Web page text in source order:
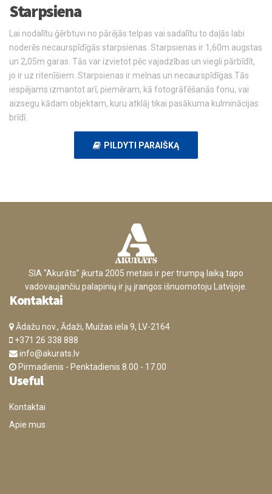
Starpsiena
Lai nodalītu ģērbtuvi no pārējās telpas vai sadalītu to daļās labi
noderēs necaurspīdīgās starpsienas. Starpsienas ir 1,60m augstas
un 2,05m garas. Tās var izvietot pēc vajadzības un viegli pārbīdīt,
jo ir uz ritenīšiem. Starpsienas ir melnas un necaurspīdīgas.Tās
iespējams izmantot arī, piemēram, kā fotogrāfēšanās fonu, vai
aizsegu kādam objektam, kuru atklāj tikai pasākuma kulminācijas
brīdī.
PILDYTI PARAIŠKĄ
SIA “Akurāts” įkurta 2005 metais ir per trumpą laiką tapo
vadovaujančiu palapinių ir jų įrangos išnuomotoju Latvijoje.
Kontaktai
Ādažu nov., Ādaži, Muižas iela 9, LV-2164
+371 26 338 888
info@akurats.lv
Pirmadienis - Penktadienis 8.00 - 17.00
Useful
Kontaktai
Apie mus